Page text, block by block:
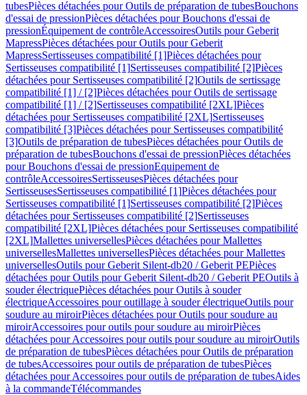
tubesPièces détachées pour Outils de préparation de tubesBouchons
d'essai de pressionPièces détachées pour Bouchons d'essai de
pressionÉquipement de contrôleAccessoiresOutils pour Geberit
MapressPièces détachées pour Outils pour Geberit
MapressSertisseuses compatibilité [1]Pièces détachées pour
Sertisseuses compatibilité [1]Sertisseuses compatibilité [2]Pièces
détachées pour Sertisseuses compatibilité [2]Outils de sertissage
compatibilité [1] / [2]Pièces détachées pour Outils de sertissage
compatibilité [1] / [2]Sertisseuses compatibilité [2XL]Pièces
détachées pour Sertisseuses compatibilité [2XL]Sertisseuses
compatibilité [3]Pièces détachées pour Sertisseuses compatibilité
[3]Outils de préparation de tubesPièces détachées pour Outils de
préparation de tubesBouchons d'essai de pressionPièces détachées
pour Bouchons d'essai de pressionEquipement de
contrôleAccessoiresSertisseusesPièces détachées pour
SertisseusesSertisseuses compatibilité [1]Pièces détachées pour
Sertisseuses compatibilité [1]Sertisseuses compatibilité [2]Pièces
détachées pour Sertisseuses compatibilité [2]Sertisseuses
compatibilité [2XL]Pièces détachées pour Sertisseuses compatibilité
[2XL]Mallettes universellesPièces détachées pour Mallettes
universellesMallettes universellesPièces détachées pour Mallettes
universellesOutils pour Geberit Silent-db20 / Geberit PEPièces
détachées pour Outils pour Geberit Silent-db20 / Geberit PEOutils à
souder électriquePièces détachées pour Outils à souder
électriqueAccessoires pour outillage à souder électriqueOutils pour
soudure au miroirPièces détachées pour Outils pour soudure au
miroirAccessoires pour outils pour soudure au miroirPièces
détachées pour Accessoires pour outils pour soudure au miroirOutils
de préparation de tubesPièces détachées pour Outils de préparation
de tubesAccessoires pour outils de préparation de tubesPièces
détachées pour Accessoires pour outils de préparation de tubesAides
à la commandeTélécommandes